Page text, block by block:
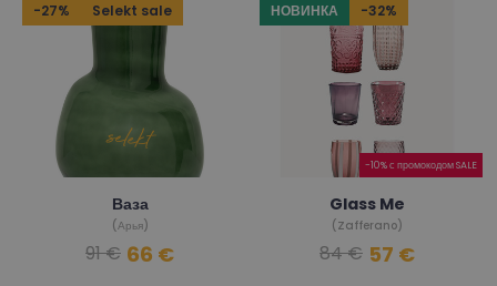
-27% Selekt sale
Ваза
(Арья)
91 € 66 €
НОВИНКА -32%
-10% с промокодом SALE
Glass Me
(Zafferano)
84 € 57 €